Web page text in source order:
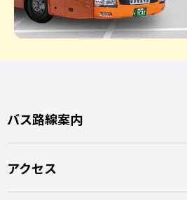
バス路線案内
アクセス